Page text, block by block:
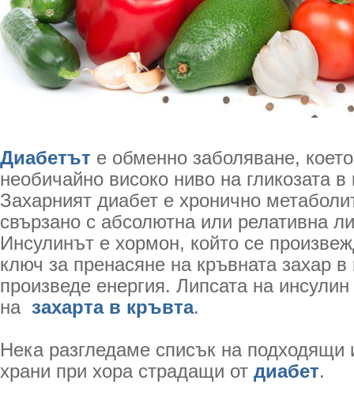
Диабетът е обменно заболяване,
необичайно високо ниво на гликозата в
Захарният диабет е хронично
свързано с абсолютна или релативна
Инсулинът е хормон, който се
ключ за пренасяне на кръвната захар в
произведе енергия. Липсата на
на захарта в кръвта.
Нека разгледаме списък на
храни при хора страдащи от диабет.